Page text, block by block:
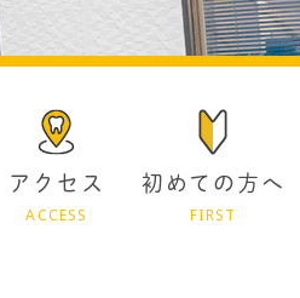
アクセス
ACCESS
初めての方へ
FIRST